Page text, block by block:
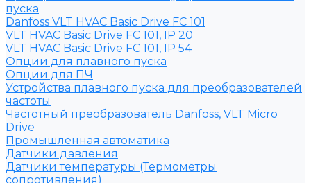
пуска
Danfoss VLT HVAC Basic Drive FC 101
VLT HVAC Basic Drive FC 101, IP 20
VLT HVAC Basic Drive FC 101, IP 54
Опции для плавного пуска
Опции для ПЧ
Устройства плавного пуска для преобразователей
частоты
Частотный преобразователь Danfoss, VLT Micro
Drive
Промышленная автоматика
Датчики давления
Датчики температуры (Термометры
сопротивления)